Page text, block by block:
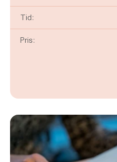
Tid:
Pris: